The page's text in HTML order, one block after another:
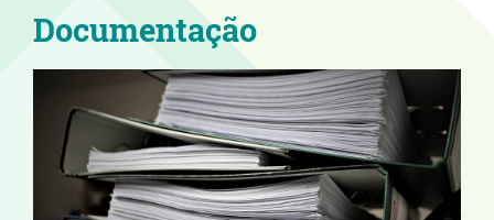
Documentação